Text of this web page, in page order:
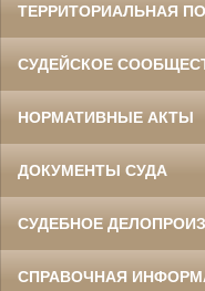
ТЕРРИТОРИАЛЬНАЯ
СУДЕЙСКОЕ
НОРМАТИВНЫЕ АКТЫ
ДОКУМЕНТЫ СУДА
СУДЕБНОЕ
СПРАВОЧНАЯ